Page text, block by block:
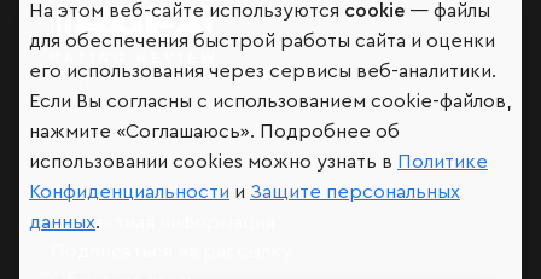
Мир сквозь призму рейтингов
Аналитика
Контактная информация
На этом веб-сайте используются cookie — файлы
для обеспечения быстрой работы сайта и оценки
его использования через сервисы веб-аналитики.
Если Вы согласны с использованием cookie-файлов,
нажмите «Соглашаюсь». Подробнее об
использовании cookies можно узнать в Политике
Конфиденциальности и Защите персональных
данных.